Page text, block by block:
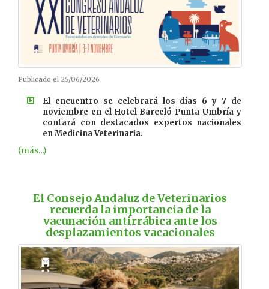
Publicado el 25/06/2026
El encuentro se celebrará los días 6 y 7 de
noviembre en el Hotel Barceló Punta Umbría y
contará con destacados expertos nacionales
en Medicina Veterinaria.
(más…)
El Consejo Andaluz de Veterinarios
recuerda la importancia de la
vacunación antirrábica ante los
desplazamientos vacacionales